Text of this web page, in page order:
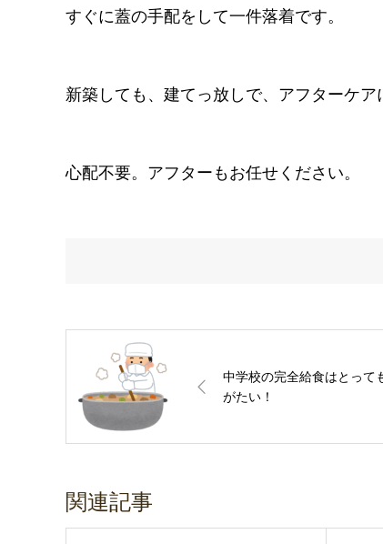
すぐに蓋の手配をして一件落着です。
新築しても、建てっ放しで、アフターケア
心配不要。アフターもお任せください。
中学校の完全給食はとって
がたい！
関連記事